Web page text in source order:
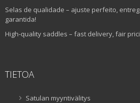
Selas de qualidade – ajuste perfeito,
garantida!
High-quality saddles – fast delivery, fair
TIETOA
Satulan myyntivälitys